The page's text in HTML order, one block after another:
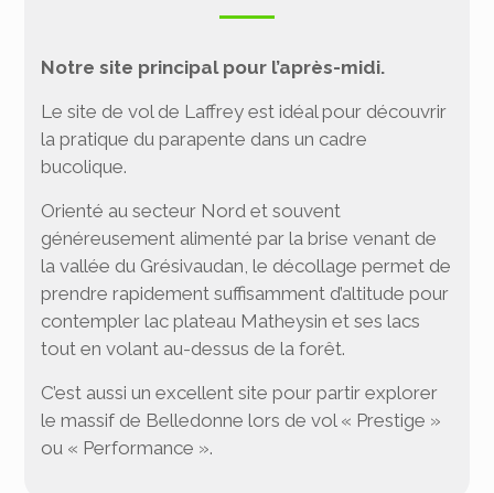
Notre site principal pour l’après-midi.
Le site de vol de Laffrey est idéal pour découvrir
la pratique du parapente dans un cadre
bucolique.
Orienté au secteur Nord et souvent
généreusement alimenté par la brise venant de
la vallée du Grésivaudan, le décollage permet de
prendre rapidement suffisamment d’altitude pour
contempler lac plateau Matheysin et ses lacs
tout en volant au-dessus de la forêt.
C’est aussi un excellent site pour partir explorer
le massif de Belledonne lors de vol « Prestige »
ou « Performance ».